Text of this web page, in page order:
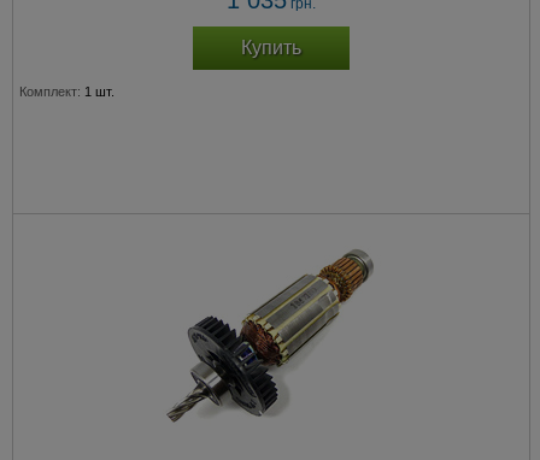
грн.
Купить
Комплект: 1 шт.